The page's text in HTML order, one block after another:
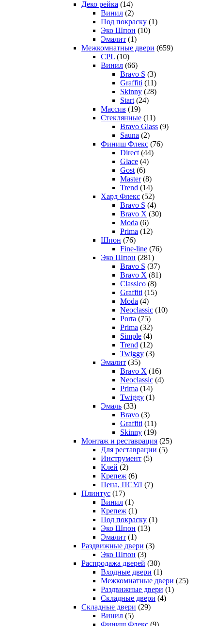
Деко рейка (14)
Винил (2)
Под покраску (1)
Эко Шпон (10)
Эмалит (1)
Межкомнатные двери (659)
CPL (10)
Винил (66)
Bravo S (3)
Graffiti (11)
Skinny (28)
Start (24)
Массив (19)
Стеклянные (11)
Bravo Glass (9)
Sauna (2)
Финиш Флекс (76)
Direct (44)
Glace (4)
Gost (6)
Master (8)
Trend (14)
Хард Флекс (52)
Bravo S (4)
Bravo X (30)
Moda (6)
Prima (12)
Шпон (76)
Fine-line (76)
Эко Шпон (281)
Bravo S (37)
Bravo X (81)
Classico (8)
Graffiti (15)
Moda (4)
Neoclassic (10)
Porta (75)
Prima (32)
Simple (4)
Trend (12)
Twiggy (3)
Эмалит (35)
Bravo X (16)
Neoclassic (4)
Prima (14)
Twiggy (1)
Эмаль (33)
Bravo (3)
Graffiti (11)
Skinny (19)
Монтаж и реставрация (25)
Для реставрации (5)
Инструмент (5)
Клей (2)
Крепеж (6)
Пена, ПСУЛ (7)
Плинтус (17)
Винил (1)
Крепеж (1)
Под покраску (1)
Эко Шпон (13)
Эмалит (1)
Раздвижные двери (3)
Эко Шпон (3)
Распродажа дверей (30)
Входные двери (1)
Межкомнатные двери (25)
Раздвижные двери (1)
Складные двери (4)
Складные двери (29)
Винил (5)
Финиш Флекс (9)